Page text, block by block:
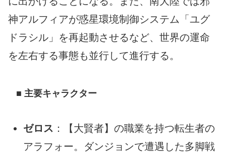
神アルフィアが惑星環境制御システム「ユグ
ドラシル」を再起動させるなど、世界の運命
を左右する事態も並行して進行する。
■ 主要キャラクター
ゼロス ：【大賢者】の職業を持つ転生者の
アラフォー。ダンジョンで遭遇した多脚戦